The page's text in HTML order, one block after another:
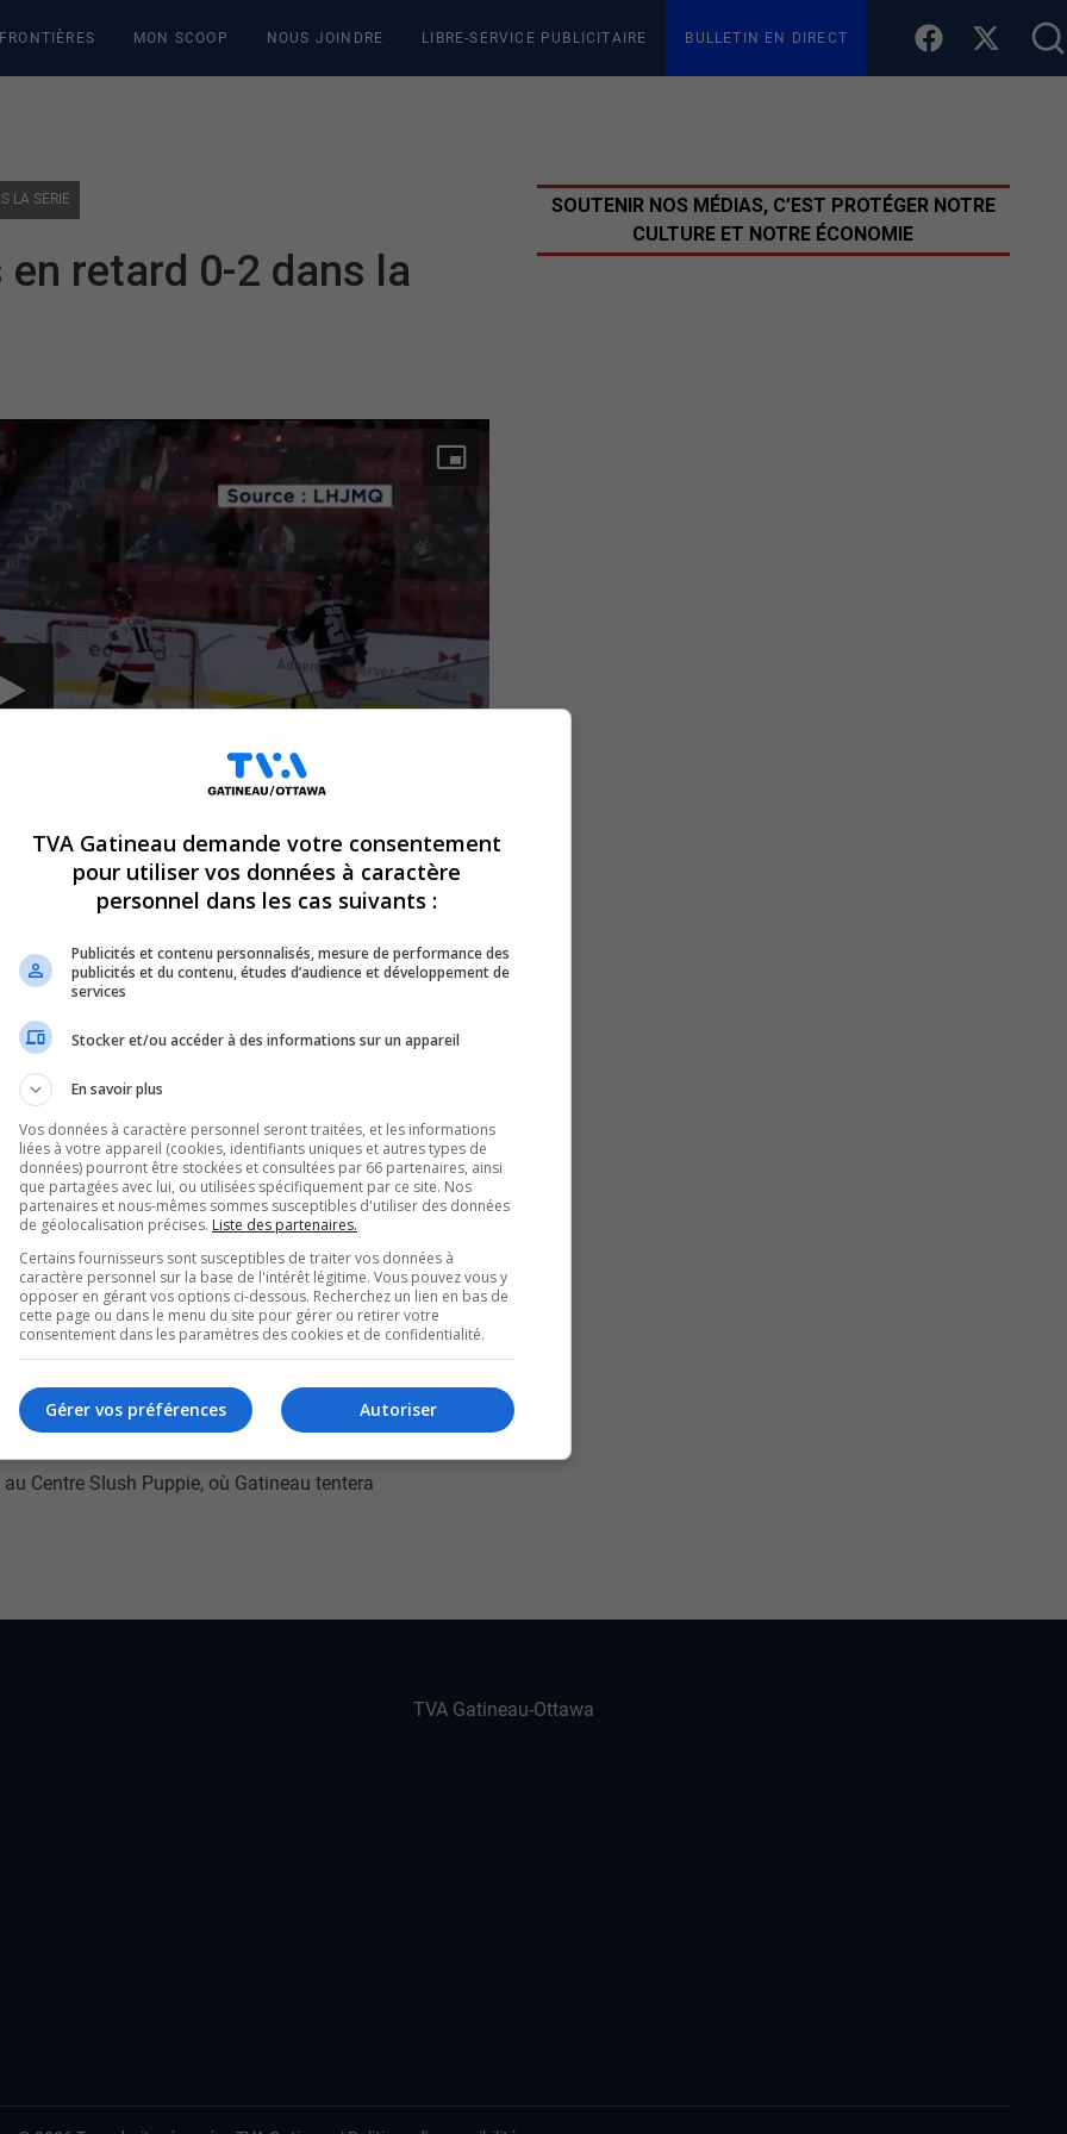
MON SCOOP NOUS JOINDRE LIBRE-SERVICE PUBLICITAIRE BULLETIN EN DIRECT
LA SÉRIE
en retard 0-2 dans la
de leurs deux premiers
dans cette série 4 de 7.
Gatinois n’ont pas réussi à conserver leur
l’équipe, avec un rendement de 0 en 11
manquées lors du deuxième match.
fois dans les quatre premières minutes,
premier engagement.
d’une victoire plus serrée de 2-1 samedi.
jeu physique intense et plusieurs
la rivalité entre les deux formations, qui
consécutive.
faire preuve de plus d’opportunisme dans
Centre Slush Puppie, où Gatineau tentera
SOUTENIR NOS MÉDIAS, C’EST PROTÉGER NOTRE
CULTURE ET NOTRE ÉCONOMIE
TVA Gatineau-Ottawa
TVA Gatineau demande votre consentement
pour utiliser vos données à caractère
personnel dans les cas suivants :
Publicités et contenu personnalisés, mesure de performance des
publicités et du contenu, études d’audience et développement de
services
Stocker et/ou accéder à des informations sur un appareil
En savoir plus
Vos données à caractère personnel seront traitées, et les informations
liées à votre appareil (cookies, identifiants uniques et autres types de
données) pourront être stockées et consultées par 66 partenaires, ainsi
que partagées avec lui, ou utilisées spécifiquement par ce site. Nos
partenaires et nous-mêmes sommes susceptibles d'utiliser des données
de géolocalisation précises. Liste des partenaires.
Certains fournisseurs sont susceptibles de traiter vos données à
caractère personnel sur la base de l'intérêt légitime. Vous pouvez vous y
opposer en gérant vos options ci-dessous. Recherchez un lien en bas de
cette page ou dans le menu du site pour gérer ou retirer votre
consentement dans les paramètres des cookies et de confidentialité.
Autoriser
Gérer vos préférences